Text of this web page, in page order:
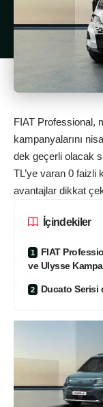
FIAT Professional,
kampanyalarını
dek geçerli olacak
TL’ye varan 0 faizli
avantajlar dikkat
İçindekiler
FIAT
ve Ulysse
Ducato Serisi